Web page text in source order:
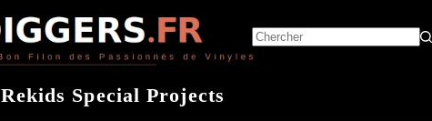
Rekids Special Projects